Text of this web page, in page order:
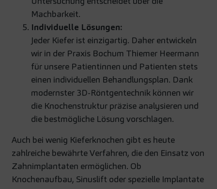
Machbarkeit.
Individuelle Lösungen:
Jeder Kiefer ist einzigartig. Daher entwickeln
wir in der Praxis Bochum Thiemer Heermann
für unsere Patientinnen und Patienten stets
einen individuellen Behandlungsplan. Dank
modernster 3D-Röntgentechnik können wir
die Knochenstruktur präzise analysieren und
die bestmögliche Lösung vorschlagen.
Auch bei wenig Kieferknochen gibt es heute
zahlreiche bewährte Verfahren, die den Einsatz von
Zahnimplantaten ermöglichen. Ob
Knochenaufbau, Sinuslift oder spezielle Implantate